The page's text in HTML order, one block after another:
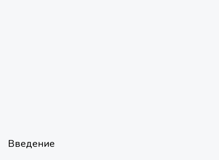
Введение